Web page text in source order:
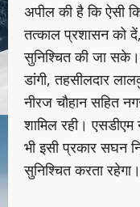
अपील की है कि ऐसी
तत्काल प्रशासन को
सुनिश्चित की जा
डांगी, तहसीलदार
नीरज चौहान सहित
शामिल रही।
भी इसी प्रकार सघन
सुनिश्चित करता रहेगा।